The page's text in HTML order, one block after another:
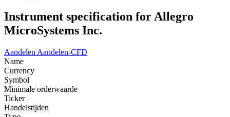
Instrument specification for Allegro
MicroSystems Inc.
Aandelen Aandelen-CFD
Name
Currency
Symbol
Minimale orderwaarde
Ticker
Handelstijden